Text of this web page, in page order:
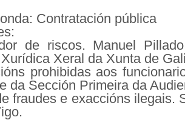
Contratación pública
de riscos. Manuel
Xeral da Xunta de
prohibidas aos
da Sección Primeira da
fraudes e exaccións ilegais.